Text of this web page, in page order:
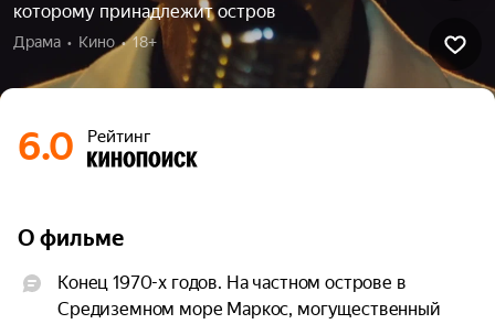
которому принадлежит остров
Драма  •  Кино  •  18+
6.0 Рейтинг
О фильме
Конец 1970-х годов. На частном острове в
Средиземном море Маркос, могущественный